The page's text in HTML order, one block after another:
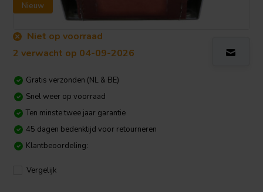
Nieuw
Niet op voorraad
2 verwacht op 04-09-2026
Gratis verzonden (NL & BE)
Snel weer op voorraad
Ten minste twee jaar garantie
45 dagen bedenktijd voor retourneren
Klantbeoordeling:
Vergelijk